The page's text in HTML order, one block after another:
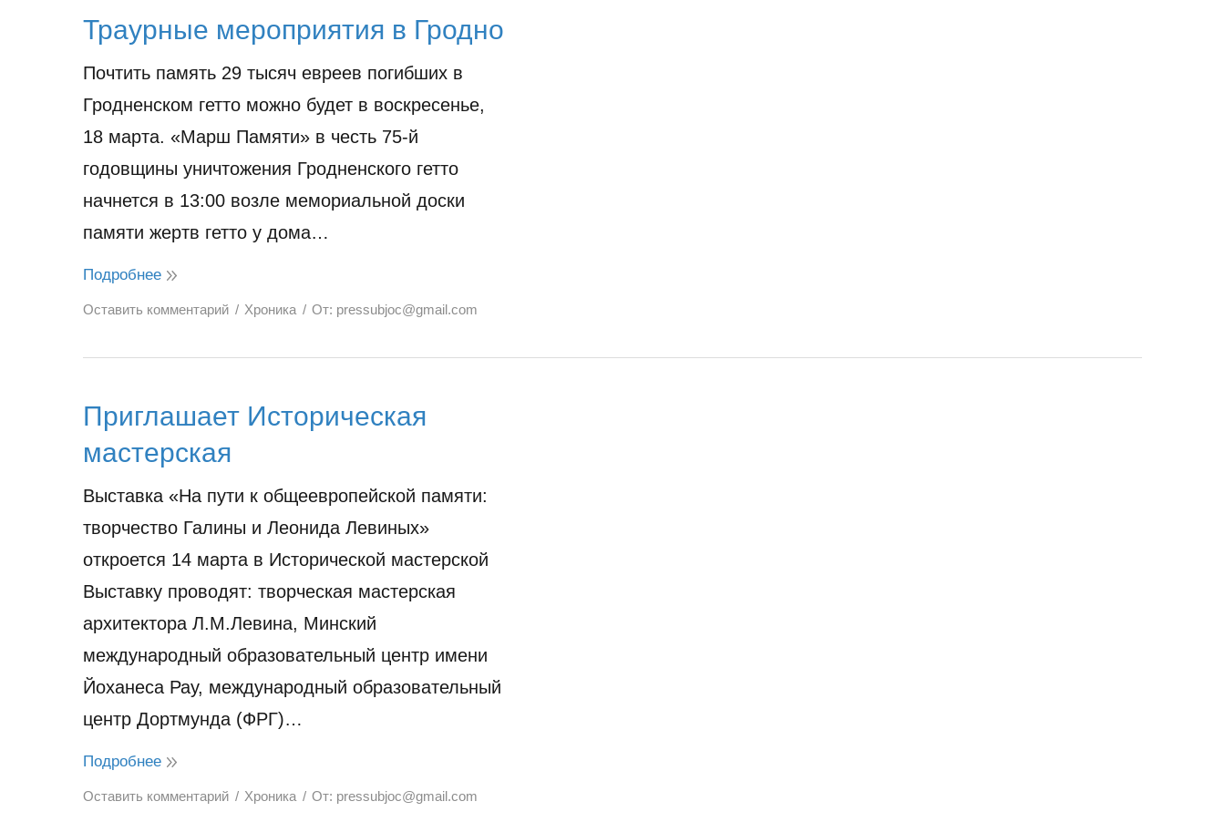
Траурные мероприятия в Гродно
Почтить память 29 тысяч евреев погибших в
Гродненском гетто можно будет в воскресенье,
18 марта. «Марш Памяти» в честь 75-й
годовщины уничтожения Гродненского гетто
начнется в 13:00 возле мемориальной доски
памяти жертв гетто у дома…
Подробнее
Оставить комментарий Хроника От: pressubjoc@gmail.com
Приглашает Историческая
мастерская
Выставка «На пути к общеевропейской памяти:
творчество Галины и Леонида Левиных»
откроется 14 марта в Исторической мастерской
Выставку проводят: творческая мастерская
архитектора Л.М.Левина, Минский
международный образовательный центр имени
Йоханеса Рау, международный образовательный
центр Дортмунда (ФРГ)…
Подробнее
Оставить комментарий Хроника От: pressubjoc@gmail.com